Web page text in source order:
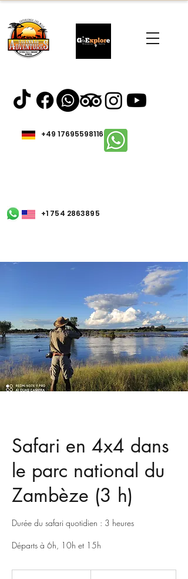
+49 17695598116
+1 754 2863895
Safari en 4x4 dans
le parc national du
Zambèze (3 h)
Durée du safari quotidien : 3 heures
Départs à 6h, 10h et 15h